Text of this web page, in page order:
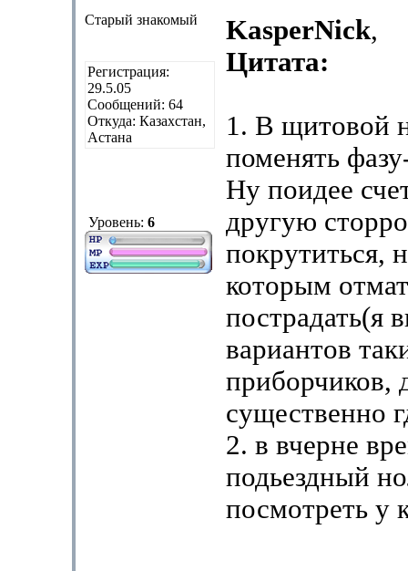
Старый знакомый
Регистрация:
29.5.05
Сообщений: 64
Откуда: Казахстан,
Астана
Уровень: 6
KasperNick,
Цитата:
1. В щитовой
поменять
Ну поидее
другую
покрутиться,
которым
пострадать(я
вариантов
приборчиков,
существенно
2. в вчерне
подьездный
посмотреть у